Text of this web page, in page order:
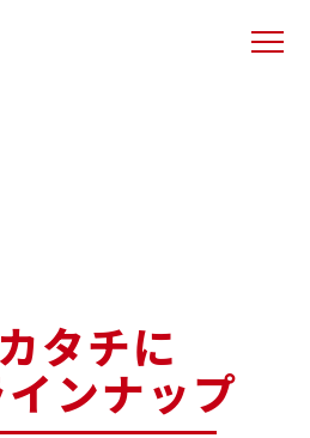
タチに
ンナップ